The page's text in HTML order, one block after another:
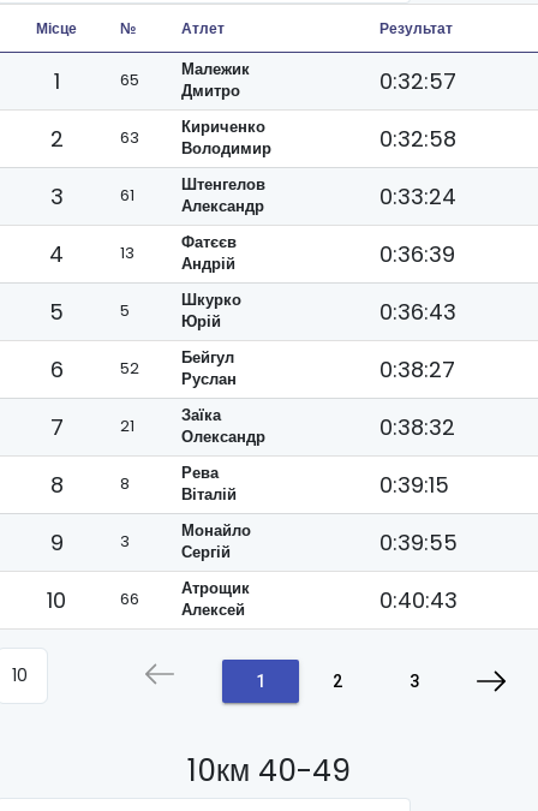
Місце № Атлет Результат
1 65
Малежик
Дмитро
0:32:57
2
63
Кириченко
Володимир
0:32:58
3
61
Штенгелов
Александр
0:33:24
4
13
Фатєєв
Андрій
0:36:39
5
5
Шкурко
Юрій
0:36:43
6
52
Бейгул
Руслан
0:38:27
7
21
Заїка
Олександр
0:38:32
8
8
Рева
Віталій
0:39:15
9
3
Монайло
Сергій
0:39:55
10
66
Атрощик
Алексей
0:40:43
1 2 3
10км 40-49